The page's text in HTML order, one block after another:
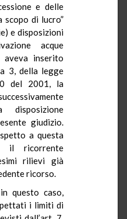
e delle
scopo di lucro”
e disposizioni
acque
aveva inserito
3, della legge
del 2001, la
disposizione
giudizio.
a questa
il ricorrente
rilievi già
ricorso.
questo caso,
i limiti di